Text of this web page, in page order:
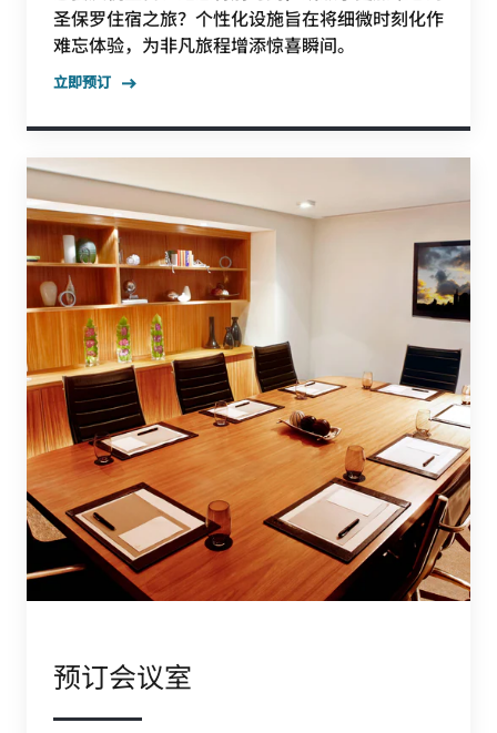
圣保罗住宿之旅？个性化设施旨在将细微时刻化作
难忘体验，为非凡旅程增添惊喜瞬间。
立即预订
预订会议室